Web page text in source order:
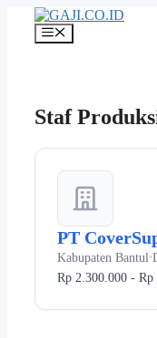
Langsung
Menu
Staf
PT
Kabupaten Bantul•
Rp 2.300.000 - Rp